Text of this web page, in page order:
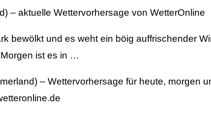
– aktuelle Wettervorhersage von WetterOnline
bewölkt und es weht ein böig auffrischender
ist es in …
– Wettervorhersage für heute, morgen